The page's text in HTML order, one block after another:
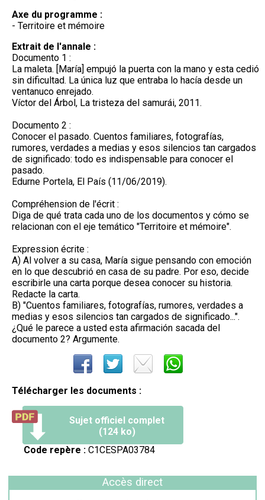
Axe du programme :
- Territoire et mémoire
Extrait de l'annale :
Documento 1 :
La maleta. [María] empujó la puerta con la mano y esta cedió
sin dificultad. La única luz que entraba lo hacía desde un
ventanuco enrejado.
Víctor del Árbol, La tristeza del samurái, 2011.
Documento 2 :
Conocer el pasado. Cuentos familiares, fotografías,
rumores, verdades a medias y esos silencios tan cargados
de significado: todo es indispensable para conocer el
pasado.
Edurne Portela, El País (11/06/2019).
Compréhension de l'écrit :
Diga de qué trata cada uno de los documentos y cómo se
relacionan con el eje temático "Territoire et mémoire".
Expression écrite :
A) Al volver a su casa, María sigue pensando con emoción
en lo que descubrió en casa de su padre. Por eso, decide
escribirle una carta porque desea conocer su historia.
Redacte la carta.
B) "Cuentos familiares, fotografías, rumores, verdades a
medias y esos silencios tan cargados de significado...".
¿Qué le parece a usted esta afirmación sacada del
documento 2? Argumente.
Télécharger les documents :
Sujet officiel complet
(124 ko)
Code repère : C1CESPA03784
Accès direct